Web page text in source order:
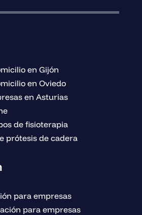
en Gijón
en Oviedo
en Asturias
de fisioterapia
prótesis de cadera
para empresas
para empresas